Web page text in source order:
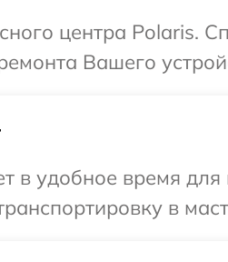
центра Polaris.
Вашего
в удобное время
в